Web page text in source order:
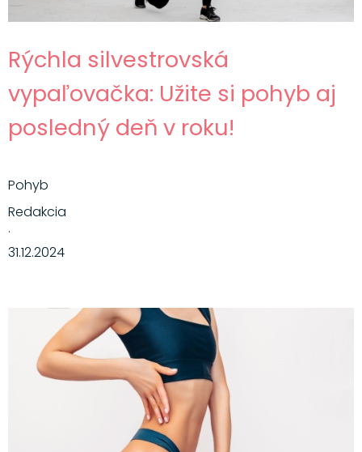
Rýchla silvestrovská
vypaľovačka: Užite si pohyb aj
posledný deň v roku!
Pohyb
Redakcia
·
31.12.2024